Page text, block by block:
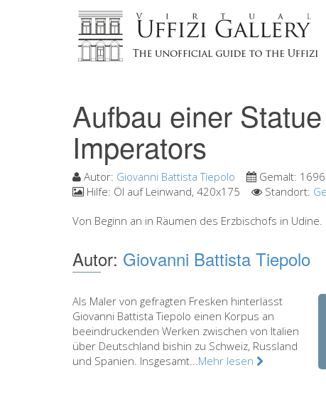
Aufbau einer
Imperators
Autor: Giovanni Battista Tiepolo Gemalt:
Hilfe: Öl auf Leinwand, 420x175 Standort:
Von Beginn an in Räumen des Erzbischofs in
Autor: Giovanni Battista Tiepolo
Als Maler von gefragten Fresken hinterlässt
Giovanni Battista Tiepolo einen Korpus an
beeindruckenden Werken zwischen von Italien
über Deutschland bishin zu Schweiz, Russland
und Spanien. Insgesamt...Mehr lesen